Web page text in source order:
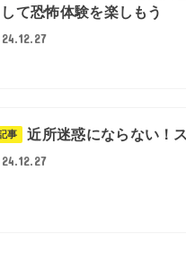
て恐怖体験を楽しもう
事 近所迷惑にならない！